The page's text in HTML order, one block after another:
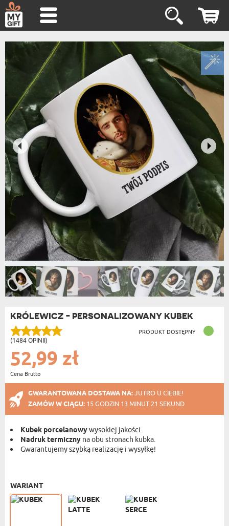
KRÓLEWICZ - PERSONALIZOWANY KUBEK
(1484 OPINII)
PRODUKT DOSTĘPNY
52,99 zł
Cena Brutto
GWARANTOWANA DOSTAWA NA:JUTRO U CIEBIE!
ZAMÓW W CIĄGU: 15 GODZIN 13 MINUT 20 SEKUND
Kubek porcelanowywysokiej jakości.
Nadruk termiczny na obu stronach kubka.
Gwarantujemy szybką realizację i wysyłkę!
WARIANT